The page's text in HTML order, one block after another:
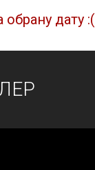
обрану дату :(